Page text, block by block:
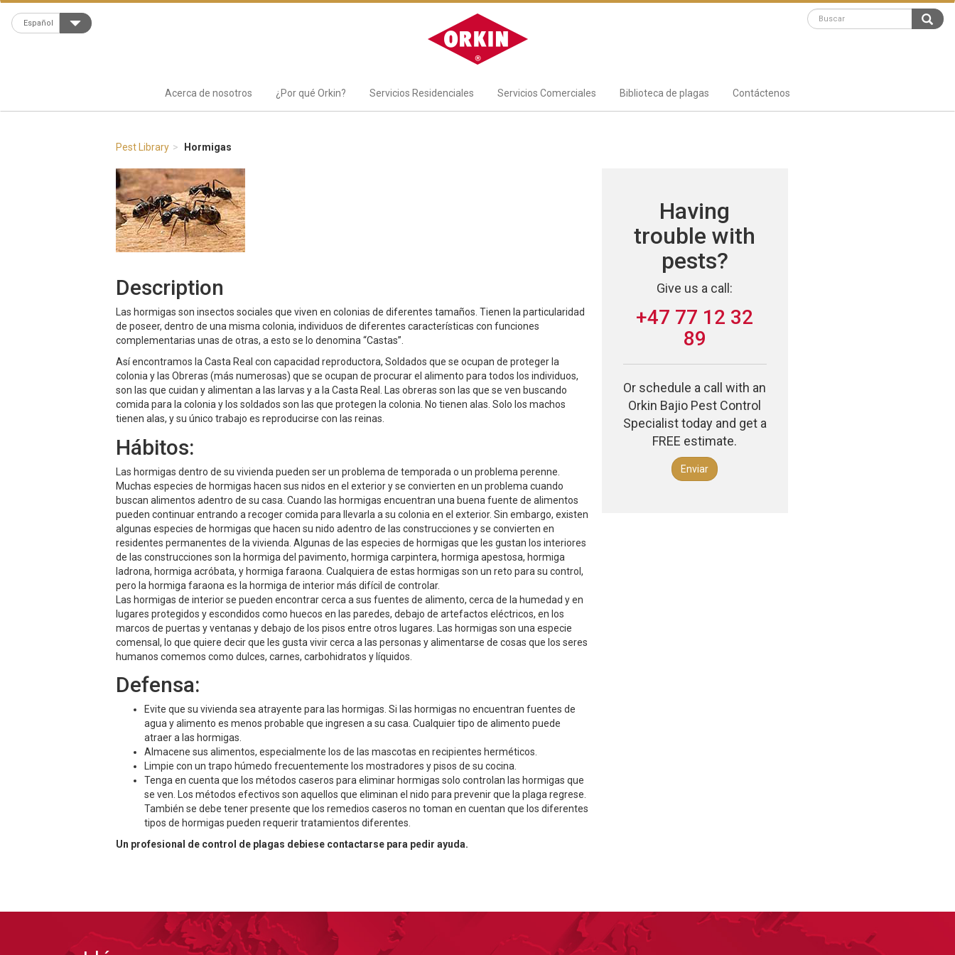
Español
Acerca de nosotros ¿Por qué Orkin? Servicios Residenciales Servicios Comerciales Biblioteca de plagas Contáctenos
Pest Library Hormigas
Description
Las hormigas son insectos sociales que viven en colonias de diferentes tamaños. Tienen la particularidad
de poseer, dentro de una misma colonia, individuos de diferentes características con funciones
complementarias unas de otras, a esto se lo denomina “Castas”.
Así encontramos la Casta Real con capacidad reproductora, Soldados que se ocupan de proteger la
colonia y las Obreras (más numerosas) que se ocupan de procurar el alimento para todos los individuos,
son las que cuidan y alimentan a las larvas y a la Casta Real. Las obreras son las que se ven buscando
comida para la colonia y los soldados son las que protegen la colonia. No tienen alas. Solo los machos
tienen alas, y su único trabajo es reproducirse con las reinas.
Hábitos:
Las hormigas dentro de su vivienda pueden ser un problema de temporada o un problema perenne.
Muchas especies de hormigas hacen sus nidos en el exterior y se convierten en un problema cuando
buscan alimentos adentro de su casa. Cuando las hormigas encuentran una buena fuente de alimentos
pueden continuar entrando a recoger comida para llevarla a su colonia en el exterior. Sin embargo, existen
algunas especies de hormigas que hacen su nido adentro de las construcciones y se convierten en
residentes permanentes de la vivienda. Algunas de las especies de hormigas que les gustan los interiores
de las construcciones son la hormiga del pavimento, hormiga carpintera, hormiga apestosa, hormiga
ladrona, hormiga acróbata, y hormiga faraona. Cualquiera de estas hormigas son un reto para su control,
pero la hormiga faraona es la hormiga de interior más difícil de controlar.
Las hormigas de interior se pueden encontrar cerca a sus fuentes de alimento, cerca de la humedad y en
lugares protegidos y escondidos como huecos en las paredes, debajo de artefactos eléctricos, en los
marcos de puertas y ventanas y debajo de los pisos entre otros lugares. Las hormigas son una especie
comensal, lo que quiere decir que les gusta vivir cerca a las personas y alimentarse de cosas que los seres
humanos comemos como dulces, carnes, carbohidratos y líquidos.
Defensa:
Evite que su vivienda sea atrayente para las hormigas. Si las hormigas no encuentran fuentes de
agua y alimento es menos probable que ingresen a su casa. Cualquier tipo de alimento puede
atraer a las hormigas.
Almacene sus alimentos, especialmente los de las mascotas en recipientes herméticos.
Limpie con un trapo húmedo frecuentemente los mostradores y pisos de su cocina.
Tenga en cuenta que los métodos caseros para eliminar hormigas solo controlan las hormigas que
se ven. Los métodos efectivos son aquellos que eliminan el nido para prevenir que la plaga regrese.
También se debe tener presente que los remedios caseros no toman en cuentan que los diferentes
tipos de hormigas pueden requerir tratamientos diferentes.
Un profesional de control de plagas debiese contactarse para pedir ayuda.
Having
trouble with
pests?
Give us a call:
+47 77 12 32
89
Or schedule a call with an
Orkin Bajio Pest Control
Specialist today and get a
FREE estimate.
Enviar